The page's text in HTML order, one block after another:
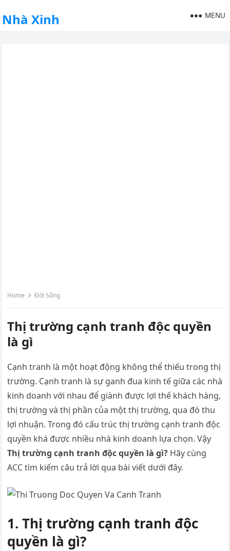
Nhà Xinh MENU
Home Đời Sống
Thị trường cạnh tranh độc quyền
là gì
Cạnh tranh là một hoạt động không thể thiếu trong thị
trường. Cạnh tranh là sự ganh đua kinh tế giữa các nhà
kinh doanh với nhau để giành được lợi thế khách hàng,
thị trường và thị phần của một thị trường, qua đó thu
lợi nhuận. Trong đó cấu trúc thị trường cạnh tranh độc
quyền khá được nhiều nhà kinh doanh lựa chọn. Vậy
Thị trường cạnh tranh độc quyền là gì? Hãy cùng
ACC tìm kiếm câu trả lời qua bài viết dưới đây.
1. Thị trường cạnh tranh độc
quyền là gì?